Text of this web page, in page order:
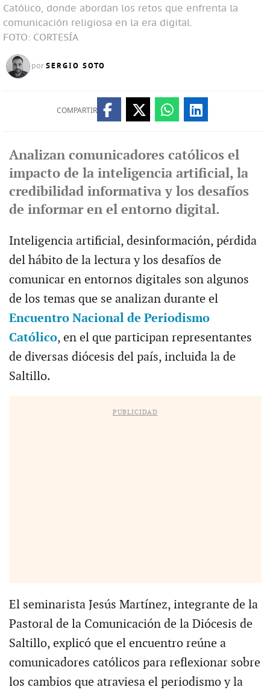
Católico, donde abordan los retos que enfrenta la
comunicación religiosa en la era digital.
FOTO: CORTESÍA
por SERGIO SOTO
COMPARTIR
Analizan comunicadores católicos el
impacto de la inteligencia artificial, la
credibilidad informativa y los desafíos
de informar en el entorno digital.
Inteligencia artificial, desinformación, pérdida
del hábito de la lectura y los desafíos de
comunicar en entornos digitales son algunos
de los temas que se analizan durante el
Encuentro Nacional de Periodismo
Católico, en el que participan representantes
de diversas diócesis del país, incluida la de
Saltillo.
PUBLICIDAD
El seminarista Jesús Martínez, integrante de la
Pastoral de la Comunicación de la Diócesis de
Saltillo, explicó que el encuentro reúne a
comunicadores católicos para reflexionar sobre
los cambios que atraviesa el periodismo y la